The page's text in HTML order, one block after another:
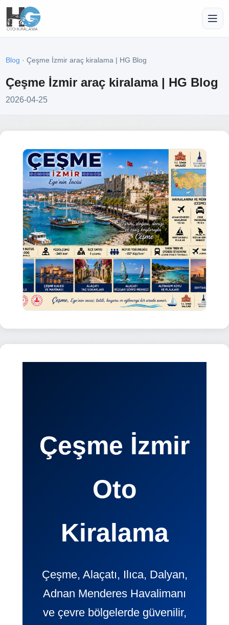
Blog · Çeşme İzmir araç kiralama | HG Blog
Çeşme İzmir araç kiralama | HG Blog
2026-04-25
Çeşme İzmir
Oto
Kiralama
Çeşme, Alaçatı, Ilıca, Dalyan,
Adnan Menderes Havalimanı
ve çevre bölgelerde güvenilir,